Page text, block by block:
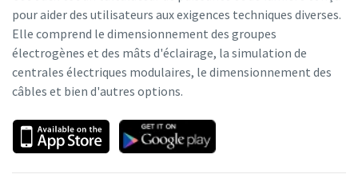
pour aider des utilisateurs aux exigences techniques diverses.
Elle comprend le dimensionnement des groupes
électrogènes et des mâts d'éclairage, la simulation de
centrales électriques modulaires, le dimensionnement des
câbles et bien d'autres options.